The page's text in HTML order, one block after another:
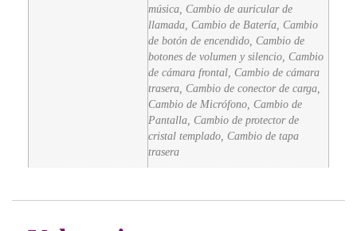
música, Cambio de auricular de
llamada, Cambio de Batería, Cambio
de botón de encendido, Cambio de
botones de volumen y silencio, Cambio
de cámara frontal, Cambio de cámara
trasera, Cambio de conector de carga,
Cambio de Micrófono, Cambio de
Pantalla, Cambio de protector de
cristal templado, Cambio de tapa
trasera